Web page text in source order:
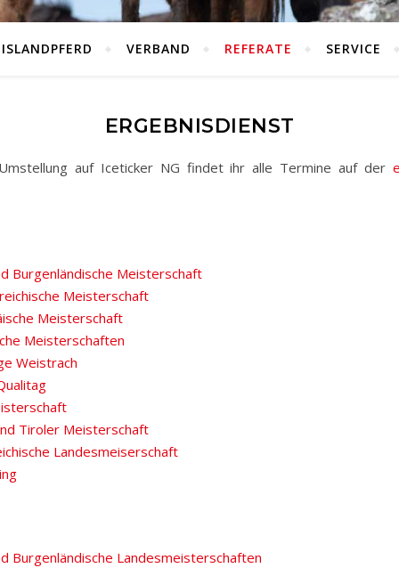
VERBAND REFERATE SERVICE
ERGEBNISDIENST
Umstellung auf Iceticker NG findet ihr alle Termine auf der
Burgenländische Meisterschaft
Meisterschaft
Meisterschaft
Meisterschaften
Weistrach
Tiroler Meisterschaft
Landesmeiserschaft
Burgenländische Landesmeisterschaften